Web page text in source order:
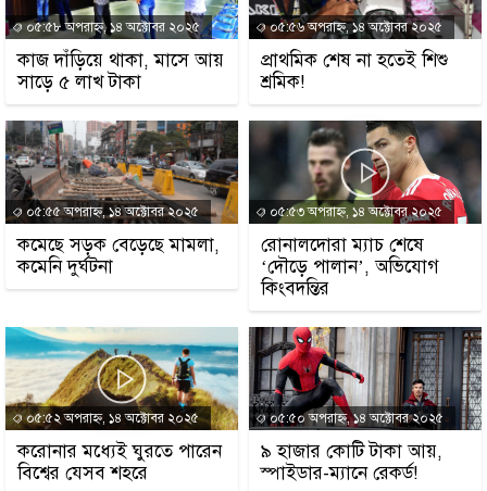
০৫:৫৮ অপরাহ্ন, ১৪ অক্টোবর ২০২৫
কাজ দাঁড়িয়ে থাকা, মাসে আয়
সাড়ে ৫ লাখ টাকা
০৫:৫৬ অপরাহ্ন, ১৪ অক্টোবর ২০২৫
প্রাথমিক শেষ না হতেই শিশু
শ্রমিক!
০৫:৫৫ অপরাহ্ন, ১৪ অক্টোবর ২০২৫
কমেছে সড়ক বেড়েছে মামলা,
কমেনি দুর্ঘটনা
০৫:৫৩ অপরাহ্ন, ১৪ অক্টোবর ২০২৫
রোনালদোরা ম্যাচ শেষে
‘দৌড়ে পালান’, অভিযোগ
কিংবদন্তির
০৫:৫২ অপরাহ্ন, ১৪ অক্টোবর ২০২৫
করোনার মধ্যেই ঘুরতে পারেন
বিশ্বের যেসব শহরে
০৫:৫০ অপরাহ্ন, ১৪ অক্টোবর ২০২৫
৯ হাজার কোটি টাকা আয়,
স্পাইডার-ম্যানে রেকর্ড!